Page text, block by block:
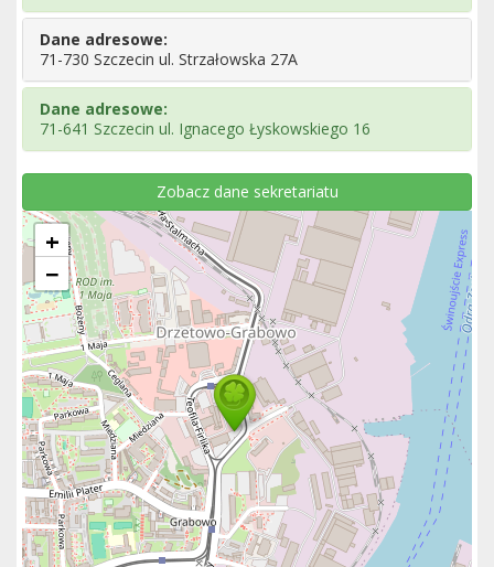
Dane adresowe:
71-730 Szczecin ul. Strzałowska 27A
Dane adresowe:
71-641 Szczecin ul. Ignacego Łyskowskiego 16
Zobacz dane sekretariatu
+
−